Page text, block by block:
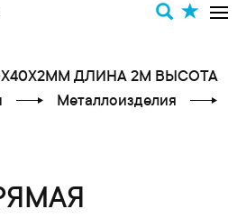
ДЛИНА 2М ВЫСОТА
Металлоизделия